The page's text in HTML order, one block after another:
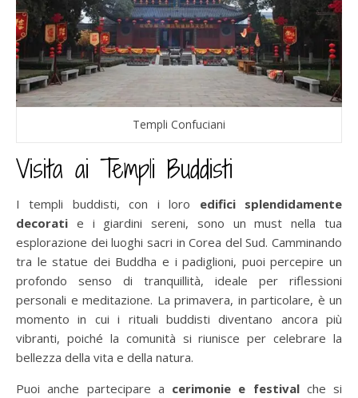
Templi Confuciani
Visita ai Templi Buddisti
I templi buddisti, con i loro edifici splendidamente
decorati e i giardini sereni, sono un must nella tua
esplorazione dei luoghi sacri in Corea del Sud. Camminando
tra le statue dei Buddha e i padiglioni, puoi percepire un
profondo senso di tranquillità, ideale per riflessioni
personali e meditazione. La primavera, in particolare, è un
momento in cui i rituali buddisti diventano ancora più
vibranti, poiché la comunità si riunisce per celebrare la
bellezza della vita e della natura.
Puoi anche partecipare a cerimonie e festivalche si